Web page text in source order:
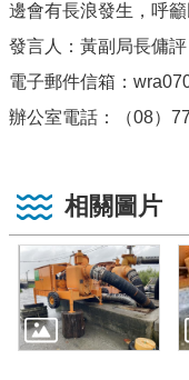
邊會有長浪發生，呼籲
發言人：黃副局長傭評
電子郵件信箱：
辦公室電話：（08）
相關圖片